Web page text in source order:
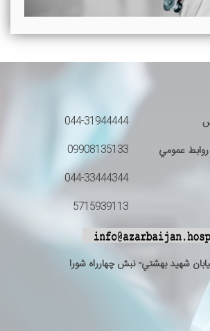
044-31944444
عمومي
09908135133
044-33444344
5715939113
شهيد بهشتي- نبش چهارراه شورا